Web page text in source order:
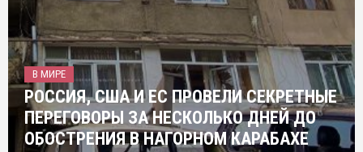
В МИРЕ
РОССИЯ, США И ЕС ПРОВЕЛИ СЕКРЕТНЫЕ
ПЕРЕГОВОРЫ ЗА НЕСКОЛЬКО ДНЕЙ ДО
ОБОСТРЕНИЯ В НАГОРНОМ КАРАБАХЕ